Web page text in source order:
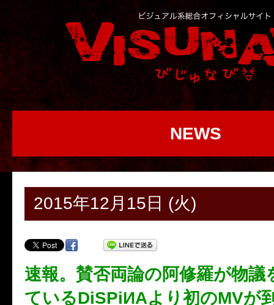
NEWS
2015年12月15日 (火)
速報。賛否両論の阿修羅が物議
ているDiSPiИAより初のMVが